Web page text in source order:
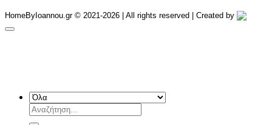
HomeByIoannou.gr © 2021-2026 | All rights reserved | Created by
Αναζήτηση
για: